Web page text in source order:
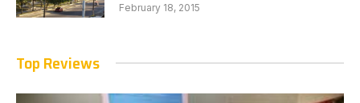
February 18, 2015
Top Reviews